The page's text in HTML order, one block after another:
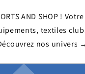
AND SHOP !
textiles
nos univers